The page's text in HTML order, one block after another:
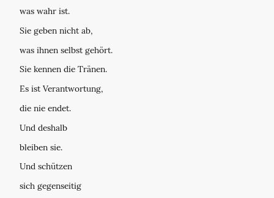
was wahr ist.
Sie geben nicht ab,
was ihnen selbst gehört.
Sie kennen die Tränen.
Es ist Verantwortung,
die nie endet.
Und deshalb
bleiben sie.
Und schützen
sich gegenseitig